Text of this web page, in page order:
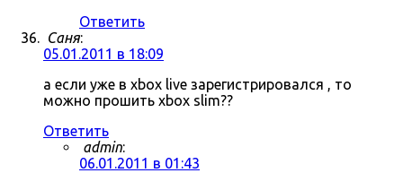
Ответить
Саня:
05.01.2011 в 18:09
а если уже в xbox live зарегистрировался , то
можно прошить xbox slim??
Ответить
admin:
06.01.2011 в 01:43